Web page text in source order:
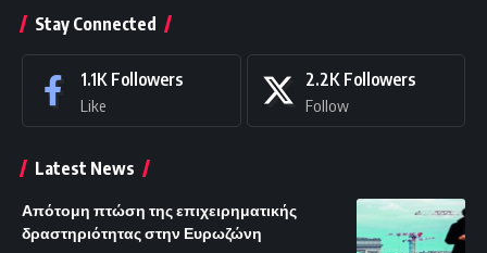
Stay Connected
1.1K Followers
Like
2.2K Followers
Follow
Latest News
Απότομη πτώση της επιχειρηματικής
δραστηριότητας στην Ευρωζώνη